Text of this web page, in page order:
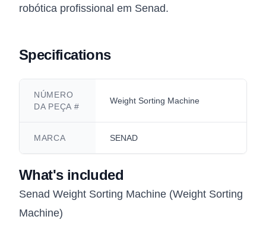
robótica profissional em Senad.
Specifications
NÚMERO
DA PEÇA #
Weight Sorting Machine
MARCA SENAD
What's included
Senad Weight Sorting Machine (Weight Sorting
Machine)